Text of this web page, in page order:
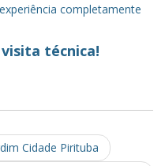
completamente
técnica!
Cidade Pirituba